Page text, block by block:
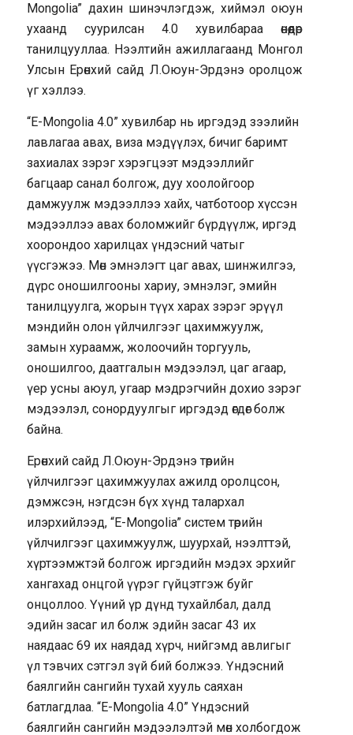
Mongolia” дахин шинэчлэгдэж, хиймэл оюун
ухаанд суурилсан 4.0 хувилбараа өнөөдөр
танилцууллаа. Нээлтийн ажиллагаанд Монгол
Улсын Ерөнхий сайд Л.Оюун-Эрдэнэ оролцож
үг хэллээ.
“E-Mongolia 4.0” хувилбар нь иргэдэд зээлийн
лавлагаа авах, виза мэдүүлэх, бичиг баримт
захиалах зэрэг хэрэгцээт мэдээллийг
багцаар санал болгож, дуу хоолойгоор
дамжуулж мэдээллээ хайх, чатботоор хүссэн
мэдээллээ авах боломжийг бүрдүүлж, иргэд
хоорондоо харилцах үндэсний чатыг
үүсгэжээ. Мөн эмнэлэгт цаг авах, шинжилгээ,
дүрс оношилгооны хариу, эмнэлэг, эмийн
танилцуулга, жорын түүх харах зэрэг эрүүл
мэндийн олон үйлчилгээг цахимжуулж,
замын хураамж, жолоочийн торгууль,
оношилгоо, даатгалын мэдээлэл, цаг агаар,
үер усны аюул, угаар мэдрэгчийн дохио зэрэг
мэдээлэл, сонордуулгыг иргэдэд өгдөг болж
байна.
Ерөнхий сайд Л.Оюун-Эрдэнэ төрийн
үйлчилгээг цахимжуулах ажилд оролцсон,
дэмжсэн, нэгдсэн бүх хүнд талархал
илэрхийлээд, “E-Mongolia” систем төрийн
үйлчилгээг цахимжуулж, шуурхай, нээлттэй,
хүртээмжтэй болгож иргэдийн мэдэх эрхийг
хангахад онцгой үүрэг гүйцэтгэж буйг
онцоллоо. Үүний үр дүнд тухайлбал, далд
эдийн засаг ил болж эдийн засаг 43 их
наядаас 69 их наядад хүрч, нийгэмд авлигыг
үл тэвчих сэтгэл зүй бий болжээ. Үндэсний
баялгийн сангийн тухай хууль саяхан
батлагдлаа. “E-Mongolia 4.0” Үндэсний
баялгийн сангийн мэдээлэлтэй мөн холбогдож